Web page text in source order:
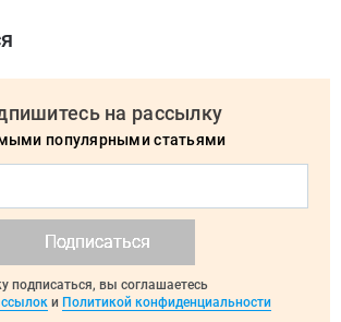
на рассылку
популярными статьями
Подписаться
подписаться, вы соглашаетесь
и Политикой конфиденциальности